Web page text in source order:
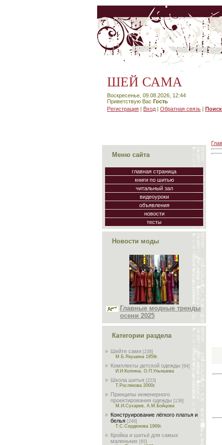
ШЕЙ САМА
Воскресенье, 09.08.2026, 12:44
Приветствую Вас Гость
Регистрация | Вход | Обратная связь |
Меню сайта
главная страница
книги по шитью
читальный зал
видеоуроки
объявления
новости
тесты
Новости моды
Главные модные тренды
осени 2025
Категории раздела
Шейте сами [238]
М.Б.Якушина 1959г.
Комплекты детской одежды [84]
И.И.Колгина, О.П.Ульяшева
Школа шитья [223]
Т.Рослякова 2000г.
Принципы инженерного
проектирования одежды [136]
М.И.Сухарев, А.М.Бойцова
Конструирование лёгкого платья и
белья [248]
Т.С.Сердюкова 1969г.
Кройка и шитьё для самых
маленьких [65]